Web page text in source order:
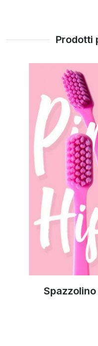
Prodotti